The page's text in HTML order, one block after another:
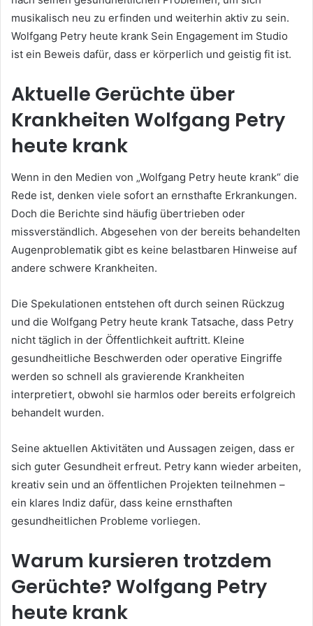
musikalisch neu zu erfinden und weiterhin aktiv zu sein.
Wolfgang Petry heute krank Sein Engagement im Studio
ist ein Beweis dafür, dass er körperlich und geistig fit ist.
Aktuelle Gerüchte über
Krankheiten Wolfgang Petry
heute krank
Wenn in den Medien von „Wolfgang Petry heute krank“ die
Rede ist, denken viele sofort an ernsthafte Erkrankungen.
Doch die Berichte sind häufig übertrieben oder
missverständlich. Abgesehen von der bereits behandelten
Augenproblematik gibt es keine belastbaren Hinweise auf
andere schwere Krankheiten.
Die Spekulationen entstehen oft durch seinen Rückzug
und die Wolfgang Petry heute krank Tatsache, dass Petry
nicht täglich in der Öffentlichkeit auftritt. Kleine
gesundheitliche Beschwerden oder operative Eingriffe
werden so schnell als gravierende Krankheiten
interpretiert, obwohl sie harmlos oder bereits erfolgreich
behandelt wurden.
Seine aktuellen Aktivitäten und Aussagen zeigen, dass er
sich guter Gesundheit erfreut. Petry kann wieder arbeiten,
kreativ sein und an öffentlichen Projekten teilnehmen –
ein klares Indiz dafür, dass keine ernsthaften
gesundheitlichen Probleme vorliegen.
Warum kursieren trotzdem
Gerüchte? Wolfgang Petry
heute krank